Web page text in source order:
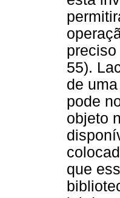
55).
de
pode
objeto
que